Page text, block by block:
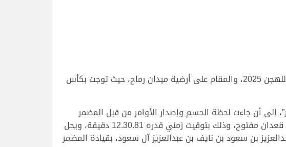
واصلت هجن أم الزبار تألقها في المملكة العربية السعودية، وخاصة في كأس الأولمبية السعودية للهجن 2025، والمقام على أرضية ميدان رماح، حيث توجت بكأس
إلى أن جاءت لحظة الحسم وإصدار الأوامر من قبل المضمر
القدير زيد محسن علي طيثاب انديله على “النادر” ليعلن الإقلاع ويكون هو البطل المتوج بكأس الثنايا قعدان مفتوح، وذلك بتوقيت زمني قدره 12.30.81 دقيقة، ويحل
بشعار الأمير عبدالعزيز بن سعود بن نايف بن عبدالعزيز آل سعود، بقيادة المضمر